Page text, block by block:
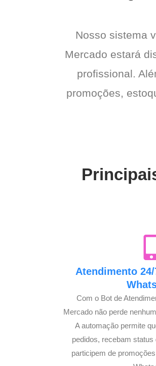
Nosso sistema
Mercado estará
profissional.
promoções,
Atendimento
Com o Bot de
Mercado não perde
A automação permite
pedidos, recebam
participem de